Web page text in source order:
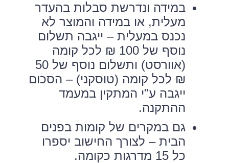
במידה ונדרשת סבלות בהעדר
מעלית, או במידה והמוצר לא
נכנס במעלית – ייגבה תשלום
נוסף של 100 ₪ לכל קומה
(אוורסט) ותשלום נוסף של 50
₪ לכל קומה (טוסקני) – הסכום
ייגבה ע"י המתקין במעמד
ההתקנה.
גם במקרים של קומות בפנים
הבית – לצורך החישוב יספרו
כל 15 מדרגות כקומה.